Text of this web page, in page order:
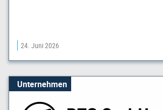
24. Juni 2026
Unternehmen